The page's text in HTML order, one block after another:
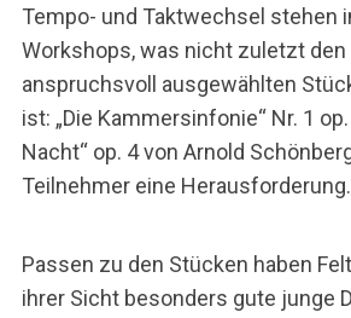
Tempo- und Taktwechsel stehen
Workshops, was nicht zuletzt den
anspruchsvoll ausgewählten
ist: „Die Kammersinfonie“ Nr. 1
Nacht“ op. 4 von Arnold
Teilnehmer eine Herausforderung.
Passen zu den Stücken haben
ihrer Sicht besonders gute junge